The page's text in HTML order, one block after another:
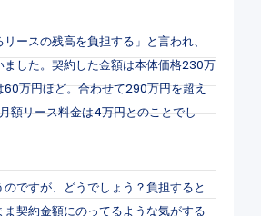
リースの残高を負担する」と言われ、
した。契約した金額は本体価格230万
60万円ほど。合わせて290万円を超え
額リース料金は4万円とのことでし
ですが、どうでしょう？負担すると
契約金額にのってるような気がする